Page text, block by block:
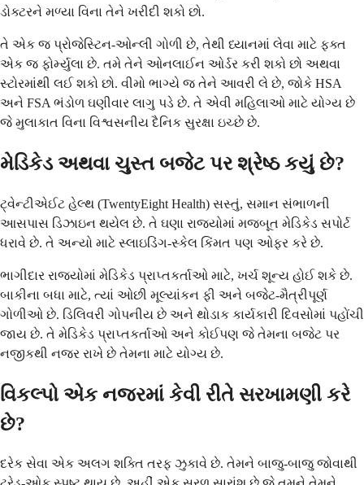
ડોક્ટરને મળ્યા વિના તેને ખરીદી શકો છો.
તે એક જ પ્રોજેસ્ટિન-ઓન્લી ગોળી છે, તેથી ધ્યાનમાં લેવા માટે ફક્ત
એક જ ફોર્મ્યુલા છે. તમે તેને ઓનલાઈન ઓર્ડર કરી શકો છો અથવા
સ્ટોરમાંથી લઈ શકો છો. વીમો ભાગ્યે જ તેને આવરી લે છે, જોકે HSA
અને FSA ભંડોળ ઘણીવાર લાગુ પડે છે. તે એવી મહિલાઓ માટે યોગ્ય છે
જે મુલાકાત વિના વિશ્વસનીય દૈનિક સુરક્ષા ઇચ્છે છે.
મેડિકેડ અથવા ચુસ્ત બજેટ પર શ્રેષ્ઠ કયું છે?
ટ્વેન્ટીએઈટ હેલ્થ (TwentyEight Health) સસ્તું, સમાન સંભાળની
આસપાસ ડિઝાઇન થયેલ છે. તે ઘણા રાજ્યોમાં મજબૂત મેડિકેડ સપોર્ટ
ધરાવે છે. તે અન્યો માટે સ્લાઇડિંગ-સ્કેલ કિંમત પણ ઓફર કરે છે.
ભાગીદાર રાજ્યોમાં મેડિકેડ પ્રાપ્તકર્તાઓ માટે, ખર્ચ શૂન્ય હોઈ શકે છે.
બાકીના બધા માટે, ત્યાં ઓછી મૂલ્યાંકન ફી અને બજેટ-મૈત્રીપૂર્ણ
ગોળીઓ છે. ડિલિવરી ગોપનીય છે અને થોડાક કાર્યકારી દિવસોમાં પહોંચી
જાય છે. તે મેડિકેડ પ્રાપ્તકર્તાઓ અને કોઈપણ જે તેમના બજેટ પર
નજીકથી નજર રાખે છે તેમના માટે યોગ્ય છે.
વિકલ્પો એક નજરમાં કેવી રીતે સરખામણી કરે
છે?
દરેક સેવા એક અલગ શક્તિ તરફ ઝુકાવે છે. તેમને બાજુ-બાજુ જોવાથી